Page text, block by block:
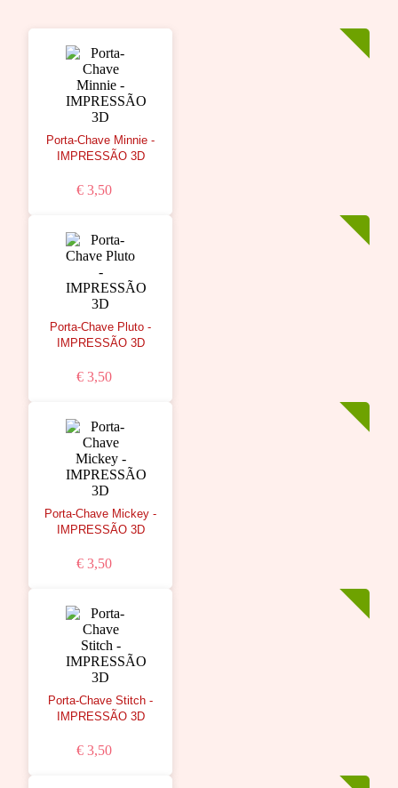
Porta-Chave Minnie -
IMPRESSÃO 3D
€ 3,50
Porta-Chave Pluto -
IMPRESSÃO 3D
€ 3,50
Porta-Chave Mickey -
IMPRESSÃO 3D
€ 3,50
Porta-Chave Stitch -
IMPRESSÃO 3D
€ 3,50